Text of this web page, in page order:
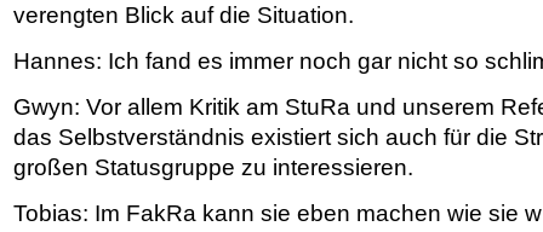
verengten Blick auf die Situation.
Hannes: Ich fand es immer noch gar nicht so
Gwyn: Vor allem Kritik am StuRa und unserem
das Selbstverständnis existiert sich auch für die
großen Statusgruppe zu interessieren.
Tobias: Im FakRa kann sie eben machen wie sie